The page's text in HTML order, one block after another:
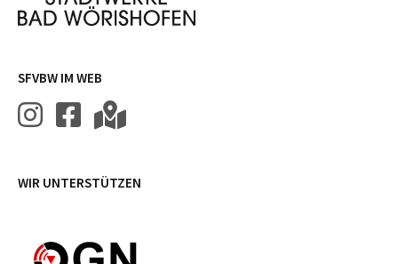
SFVBW IM WEB
WIR UNTERSTÜTZEN